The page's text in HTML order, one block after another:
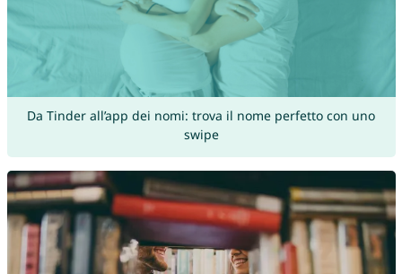
Da Tinder all’app dei nomi: trova il nome perfetto con uno
swipe